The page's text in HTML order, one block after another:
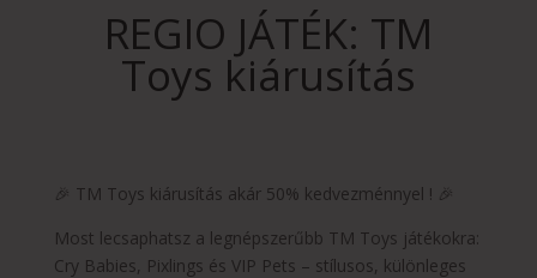
REGIO JÁTÉK: TM
Toys kiárusítás
🎉 TM Toys kiárusítás akár 50% kedvezménnyel ! 🎉
Most lecsaphatsz a legnépszerűbb TM Toys játékokra:
Cry Babies, Pixlings és VIP Pets – stílusos, különleges